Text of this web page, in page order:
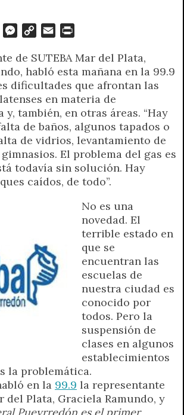
M
s
s
e
n
g
e
r
p
y
L
i
n
k
a
l
i
n
t
F
r
i
e
n
d
l
de SUTEBA Mar del Plata,
habló esta mañana en la 99.9
dificultades que afrontan las
en materia de
también, en otras áreas. “Hay
de baños, algunos tapados o
de vidrios, levantamiento de
El problema del gas es
todavía sin solución. Hay
caídos, de todo”.
No es una
novedad. El
terrible estado en
que se
encuentran las
escuelas de
nuestra ciudad es
conocido por
todos. Pero la
suspensión de
clases en algunos
establecimientos
la problemática.
en la 99.9 la representante
del Plata, Graciela Ramundo, y
Pueyrredón es el primer